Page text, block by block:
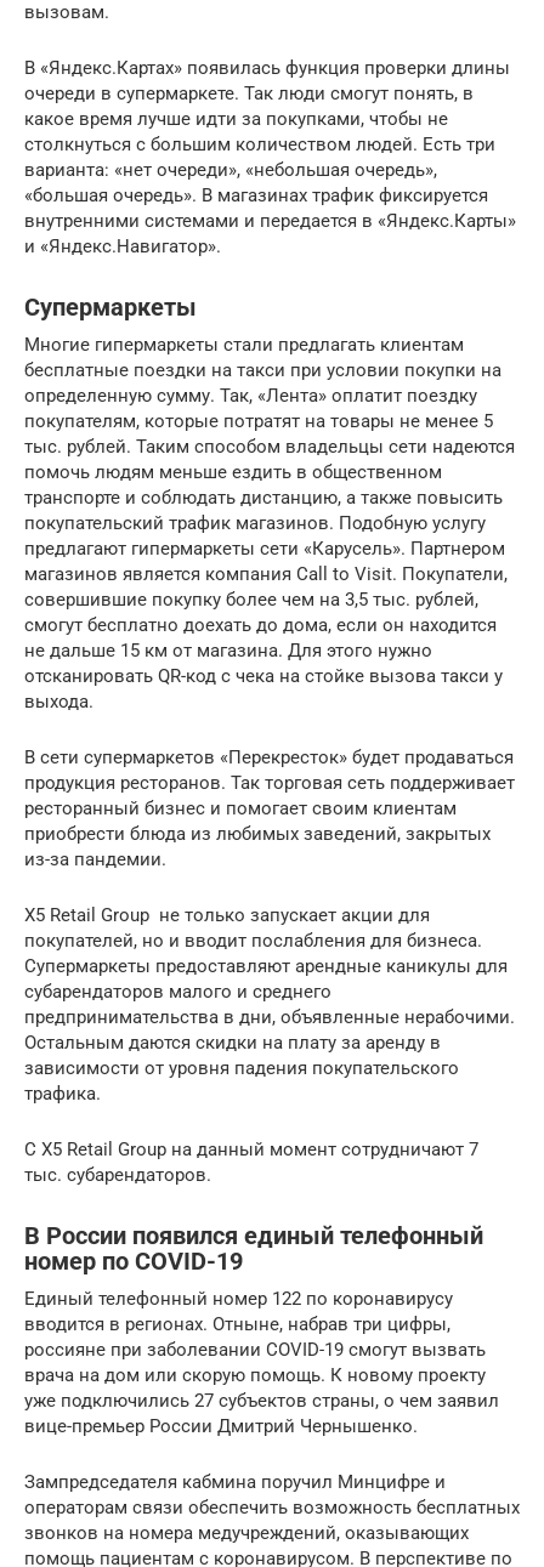
вызовам.
В «Яндекс.Картах» появилась функция проверки длины
очереди в супермаркете. Так люди смогут понять, в
какое время лучше идти за покупками, чтобы не
столкнуться с большим количеством людей. Есть три
варианта: «нет очереди», «небольшая очередь»,
«большая очередь». В магазинах трафик фиксируется
внутренними системами и передается в «Яндекс.Карты»
и «Яндекс.Навигатор».
Супермаркеты
Многие гипермаркеты стали предлагать клиентам
бесплатные поездки на такси при условии покупки на
определенную сумму. Так, «Лента» оплатит поездку
покупателям, которые потратят на товары не менее 5
тыс. рублей. Таким способом владельцы сети надеются
помочь людям меньше ездить в общественном
транспорте и соблюдать дистанцию, а также повысить
покупательский трафик магазинов. Подобную услугу
предлагают гипермаркеты сети «Карусель». Партнером
магазинов является компания Call to Visit. Покупатели,
совершившие покупку более чем на 3,5 тыс. рублей,
смогут бесплатно доехать до дома, если он находится
не дальше 15 км от магазина. Для этого нужно
отсканировать QR-код с чека на стойке вызова такси у
выхода.
В сети супермаркетов «Перекресток» будет продаваться
продукция ресторанов. Так торговая сеть поддерживает
ресторанный бизнес и помогает своим клиентам
приобрести блюда из любимых заведений, закрытых
из-за пандемии.
X5 Retail Group не только запускает акции для
покупателей, но и вводит послабления для бизнеса.
Супермаркеты предоставляют арендные каникулы для
субарендаторов малого и среднего
предпринимательства в дни, объявленные нерабочими.
Остальным даются скидки на плату за аренду в
зависимости от уровня падения покупательского
трафика.
С X5 Retail Group на данный момент сотрудничают 7
тыс. субарендаторов.
В России появился единый телефонный
номер по COVID-19
Единый телефонный номер 122 по коронавирусу
вводится в регионах. Отныне, набрав три цифры,
россияне при заболевании COVID-19 смогут вызвать
врача на дом или скорую помощь. К новому проекту
уже подключились 27 субъектов страны, о чем заявил
вице-премьер России Дмитрий Чернышенко.
Зампредседателя кабмина поручил Минцифре и
операторам связи обеспечить возможность бесплатных
звонков на номера медучреждений, оказывающих
помощь пациентам с коронавирусом. В перспективе по